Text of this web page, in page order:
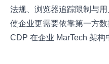
法规、浏览器追踪限制与
使企业更需要依靠第一方
CDP 在企业 MarTech 架构